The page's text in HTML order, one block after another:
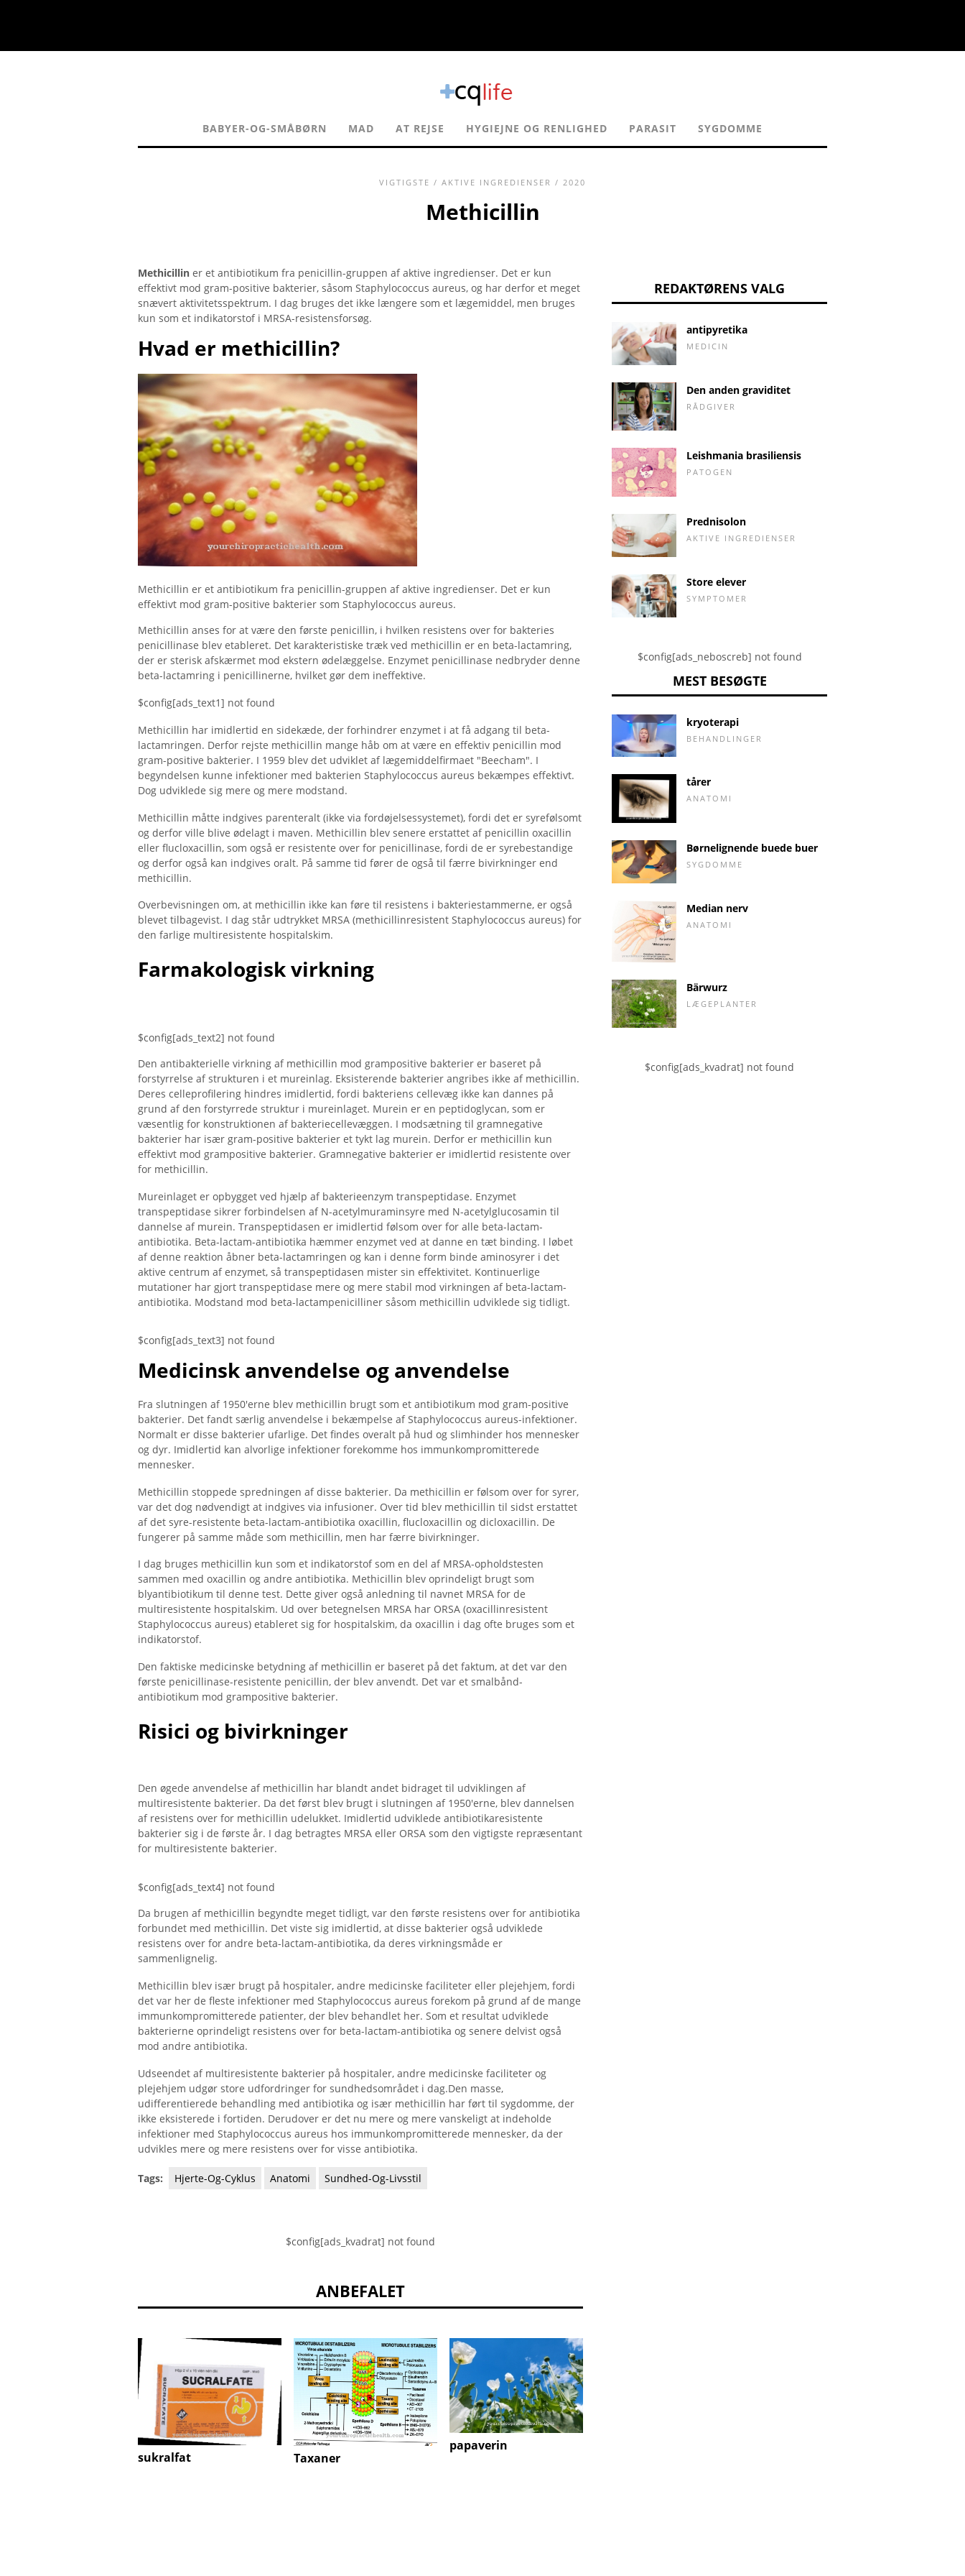
BABYER-OG-SMÅBØRN MAD AT REJSE HYGIEJNE OG RENLIGHED PARASIT SYGDOMME
VIGTIGSTE / AKTIVE INGREDIENSER / 2020
Methicillin
Methicillin er et antibiotikum fra penicillin-gruppen af ​​aktive ingredienser. Det er kun
effektivt mod gram-positive bakterier, såsom Staphylococcus aureus, og har derfor et meget
snævert aktivitetsspektrum. I dag bruges det ikke længere som et lægemiddel, men bruges
kun som et indikatorstof i MRSA-resistensforsøg.
Hvad er methicillin?
Methicillin er et antibiotikum fra penicillin-gruppen af ​​aktive ingredienser. Det er kun
effektivt mod gram-positive bakterier som Staphylococcus aureus.
Methicillin anses for at være den første penicillin, i hvilken resistens over for bakteries
penicillinase blev etableret. Det karakteristiske træk ved methicillin er en beta-lactamring,
der er sterisk afskærmet mod ekstern ødelæggelse. Enzymet penicillinase nedbryder denne
beta-lactamring i penicillinerne, hvilket gør dem ineffektive.
$config[ads_text1] not found
Methicillin har imidlertid en sidekæde, der forhindrer enzymet i at få adgang til beta-
lactamringen. Derfor rejste methicillin mange håb om at være en effektiv penicillin mod
gram-positive bakterier. I 1959 blev det udviklet af lægemiddelfirmaet "Beecham". I
begyndelsen kunne infektioner med bakterien Staphylococcus aureus bekæmpes effektivt.
Dog udviklede sig mere og mere modstand.
Methicillin måtte indgives parenteralt (ikke via fordøjelsessystemet), fordi det er syrefølsomt
og derfor ville blive ødelagt i maven. Methicillin blev senere erstattet af penicillin oxacillin
eller flucloxacillin, som også er resistente over for penicillinase, fordi de er syrebestandige
og derfor også kan indgives oralt. På samme tid fører de også til færre bivirkninger end
methicillin.
Overbevisningen om, at methicillin ikke kan føre til resistens i bakteriestammerne, er også
blevet tilbagevist. I dag står udtrykket MRSA (methicillinresistent Staphylococcus aureus) for
den farlige multiresistente hospitalskim.
Farmakologisk virkning
$config[ads_text2] not found
Den antibakterielle virkning af methicillin mod grampositive bakterier er baseret på
forstyrrelse af strukturen i et mureinlag. Eksisterende bakterier angribes ikke af methicillin.
Deres celleprofilering hindres imidlertid, fordi bakteriens cellevæg ikke kan dannes på
grund af den forstyrrede struktur i mureinlaget. Murein er en peptidoglycan, som er
væsentlig for konstruktionen af ​​bakteriecellevæggen. I modsætning til gramnegative
bakterier har især gram-positive bakterier et tykt lag murein. Derfor er methicillin kun
effektivt mod grampositive bakterier. Gramnegative bakterier er imidlertid resistente over
for methicillin.
Mureinlaget er opbygget ved hjælp af bakterieenzym transpeptidase. Enzymet
transpeptidase sikrer forbindelsen af ​​N-acetylmuraminsyre med N-acetylglucosamin til
dannelse af murein. Transpeptidasen er imidlertid følsom over for alle beta-lactam-
antibiotika. Beta-lactam-antibiotika hæmmer enzymet ved at danne en tæt binding. I løbet
af denne reaktion åbner beta-lactamringen og kan i denne form binde aminosyrer i det
aktive centrum af enzymet, så transpeptidasen mister sin effektivitet. Kontinuerlige
mutationer har gjort transpeptidase mere og mere stabil mod virkningen af ​​beta-lactam-
antibiotika. Modstand mod beta-lactampenicilliner såsom methicillin udviklede sig tidligt.
$config[ads_text3] not found
Medicinsk anvendelse og anvendelse
Fra slutningen af ​​1950'erne blev methicillin brugt som et antibiotikum mod gram-positive
bakterier. Det fandt særlig anvendelse i bekæmpelse af Staphylococcus aureus-infektioner.
Normalt er disse bakterier ufarlige. Det findes overalt på hud og slimhinder hos mennesker
og dyr. Imidlertid kan alvorlige infektioner forekomme hos immunkompromitterede
mennesker.
Methicillin stoppede spredningen af ​​disse bakterier. Da methicillin er følsom over for syrer,
var det dog nødvendigt at indgives via infusioner. Over tid blev methicillin til sidst erstattet
af det syre-resistente beta-lactam-antibiotika oxacillin, flucloxacillin og dicloxacillin. De
fungerer på samme måde som methicillin, men har færre bivirkninger.
I dag bruges methicillin kun som et indikatorstof som en del af MRSA-opholdstesten
sammen med oxacillin og andre antibiotika. Methicillin blev oprindeligt brugt som
blyantibiotikum til denne test. Dette giver også anledning til navnet MRSA for de
multiresistente hospitalskim. Ud over betegnelsen MRSA har ORSA (oxacillinresistent
Staphylococcus aureus) etableret sig for hospitalskim, da oxacillin i dag ofte bruges som et
indikatorstof.
Den faktiske medicinske betydning af methicillin er baseret på det faktum, at det var den
første penicillinase-resistente penicillin, der blev anvendt. Det var et smalbånd-
antibiotikum mod grampositive bakterier.
Risici og bivirkninger
Den øgede anvendelse af methicillin har blandt andet bidraget til udviklingen af ​​
multiresistente bakterier. Da det først blev brugt i slutningen af ​​1950'erne, blev dannelsen
af ​​resistens over for methicillin udelukket. Imidlertid udviklede antibiotikaresistente
bakterier sig i de første år. I dag betragtes MRSA eller ORSA som den vigtigste repræsentant
for multiresistente bakterier.
$config[ads_text4] not found
Da brugen af ​​methicillin begyndte meget tidligt, var den første resistens over for antibiotika
forbundet med methicillin. Det viste sig imidlertid, at disse bakterier også udviklede
resistens over for andre beta-lactam-antibiotika, da deres virkningsmåde er
sammenlignelig.
Methicillin blev især brugt på hospitaler, andre medicinske faciliteter eller plejehjem, fordi
det var her de fleste infektioner med Staphylococcus aureus forekom på grund af de mange
immunkompromitterede patienter, der blev behandlet her. Som et resultat udviklede
bakterierne oprindeligt resistens over for beta-lactam-antibiotika og senere delvist også
mod andre antibiotika.
Udseendet af multiresistente bakterier på hospitaler, andre medicinske faciliteter og
plejehjem udgør store udfordringer for sundhedsområdet i dag.Den masse,
udifferentierede behandling med antibiotika og især methicillin har ført til sygdomme, der
ikke eksisterede i fortiden. Derudover er det nu mere og mere vanskeligt at indeholde
infektioner med Staphylococcus aureus hos immunkompromitterede mennesker, da der
udvikles mere og mere resistens over for visse antibiotika.
Tags: Hjerte-Og-Cyklus Anatomi Sundhed-Og-Livsstil
$config[ads_kvadrat] not found
ANBEFALET
sukralfat Taxaner
papaverin
REDAKTØRENS VALG
antipyretika
MEDICIN
Den anden graviditet
RÅDGIVER
Leishmania brasiliensis
PATOGEN
Prednisolon
AKTIVE INGREDIENSER
Store elever
SYMPTOMER
$config[ads_neboscreb] not found
MEST BESØGTE
kryoterapi
BEHANDLINGER
tårer
ANATOMI
Børnelignende buede buer
SYGDOMME
Median nerv
ANATOMI
Bärwurz
LÆGEPLANTER
$config[ads_kvadrat] not found